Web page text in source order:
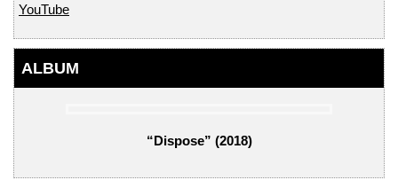
YouTube
ALBUM
“Dispose” (2018)